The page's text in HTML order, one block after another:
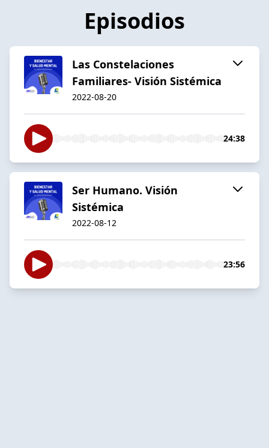
Episodios
Las Constelaciones
Familiares- Visión Sistémica
2022-08-20
24:38
Ser Humano. Visión
Sistémica
2022-08-12
23:56